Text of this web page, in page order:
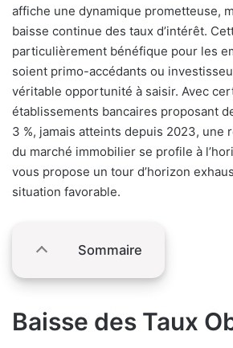
affiche une dynamique prometteuse,
baisse continue des taux d’intérêt.
particulièrement bénéfique pour les
soient primo-accédants ou
véritable opportunité à saisir. Avec
établissements bancaires proposant
3 %, jamais atteints depuis 2023, une
du marché immobilier se profile à
vous propose un tour d’horizon
situation favorable.
Sommaire
Baisse des Taux